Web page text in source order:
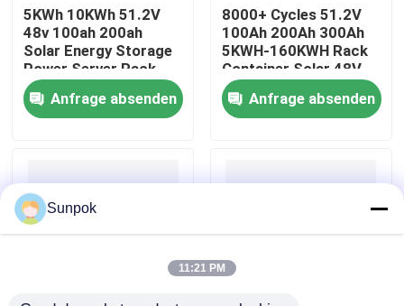
Werksbesichtigung
Qualitätskontrolle
Neuigkeiten
Fälle
5KWh 10KWh 51.2V
48v 100ah 200ah
Solar Energy Storage
Power Server Rack
LiFePO4 Battery Pack
for Home Energy
Storage
Anfrage absenden
8000+ Cycles 51.2V
100Ah 200Ah 300Ah
5KWH-160KWH Rack
Container Solar 48V
LiFePO4 Energy
Storage Battery
Anfrage absenden
Sunpok
11:21 PM